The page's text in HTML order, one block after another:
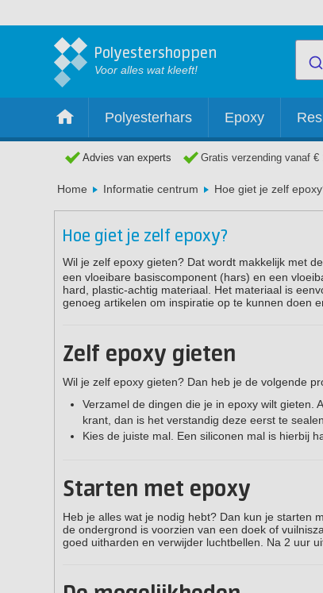
Polyestershoppen
Voor alles wat kleeft!
Polyesterhars Epoxy
Advies van experts Gratis verzending vanaf €
Home Informatie centrum Hoe giet je zelf
Hoe giet je zelf epoxy?
Wil je zelf epoxy gieten? Dat wordt makkelijk met
een vloeibare basiscomponent (hars) en een
hard, plastic-achtig materiaal. Het materiaal is
genoeg artikelen om inspiratie op te kunnen doen
Zelf epoxy gieten
Wil je zelf epoxy gieten? Dan heb je de volgende
Verzamel de dingen die je in epoxy wilt gieten.
krant, dan is het verstandig deze eerst te
Kies de juiste mal. Een siliconen mal is hierbij
Starten met epoxy
Heb je alles wat je nodig hebt? Dan kun je starten
de ondergrond is voorzien van een doek of
goed uitharden en verwijder luchtbellen. Na 2 uur